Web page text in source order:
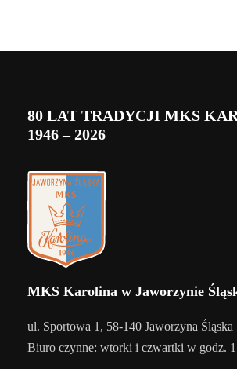
80 LAT TRADYCJI MKS
1946 – 2026
MKS Karolina w Jaworzynie
ul. Sportowa 1, 58-140 Jaworzyna Śląska
Biuro czynne: wtorki i czwartki w godz.